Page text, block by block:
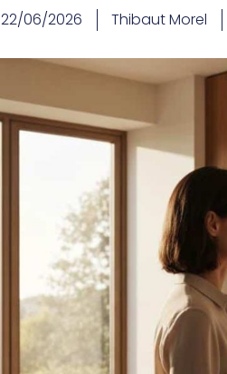
22/06/2026 Thibaut Morel